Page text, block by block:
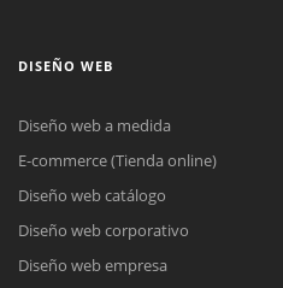
DISEÑO WEB
Diseño web a medida
E-commerce (Tienda online)
Diseño web catálogo
Diseño web corporativo
Diseño web empresa